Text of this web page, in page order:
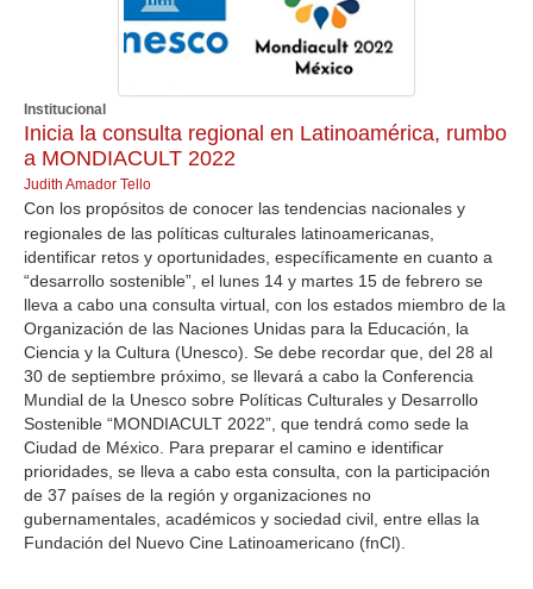
Institucional
Inicia la consulta regional en Latinoamérica, rumbo
a MONDIACULT 2022
Judith Amador Tello
Con los propósitos de conocer las tendencias nacionales y
regionales de las políticas culturales latinoamericanas,
identificar retos y oportunidades, específicamente en cuanto a
“desarrollo sostenible”, el lunes 14 y martes 15 de febrero se
lleva a cabo una consulta virtual, con los estados miembro de la
Organización de las Naciones Unidas para la Educación, la
Ciencia y la Cultura (Unesco). Se debe recordar que, del 28 al
30 de septiembre próximo, se llevará a cabo la Conferencia
Mundial de la Unesco sobre Políticas Culturales y Desarrollo
Sostenible “MONDIACULT 2022”, que tendrá como sede la
Ciudad de México. Para preparar el camino e identificar
prioridades, se lleva a cabo esta consulta, con la participación
de 37 países de la región y organizaciones no
gubernamentales, académicos y sociedad civil, entre ellas la
Fundación del Nuevo Cine Latinoamericano (fnCl).